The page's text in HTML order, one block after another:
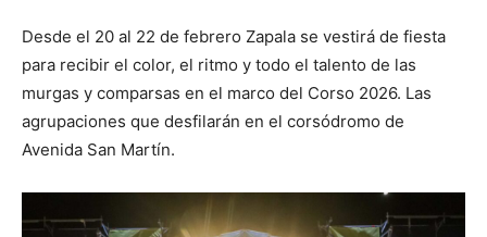
Desde el 20 al 22 de febrero Zapala se vestirá de fiesta
para recibir el color, el ritmo y todo el talento de las
murgas y comparsas en el marco del Corso 2026. Las
agrupaciones que desfilarán en el corsódromo de
Avenida San Martín.